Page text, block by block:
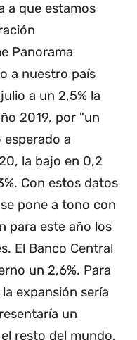
a que estamos
Panorama
a nuestro país
a un 2,5% la
2019, por "un
esperado a
la bajo en 0,2
Con estos datos
pone a tono con
para este año los
El Banco Central
un 2,6%. Para
expansión sería
un
resto del mundo,